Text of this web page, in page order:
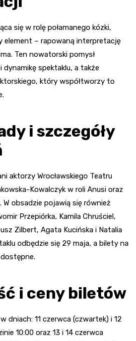
się w rolę połamanego kózki,
element – rapowaną interpretację
Ten nowatorski pomysł
spektaklu, a także
który współtworzy to
i szczegóły
aktorzy Wrocławskiego Teatru
Kowalczyk w roli Anusi oraz
W obsadzie pojawią się również
Przepiórka, Kamila Chruściel,
Zilbert, Agata Kucińska i Natalia
odbędzie się 29 maja, a bilety na
i ceny biletów
dniach: 11 czerwca (czwartek) i 12
10:00 oraz 13 i 14 czerwca